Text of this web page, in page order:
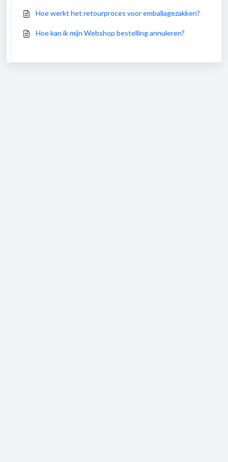
Hoe werkt het retourproces voor emballagezakken?
Hoe kan ik mijn Webshop bestelling annuleren?